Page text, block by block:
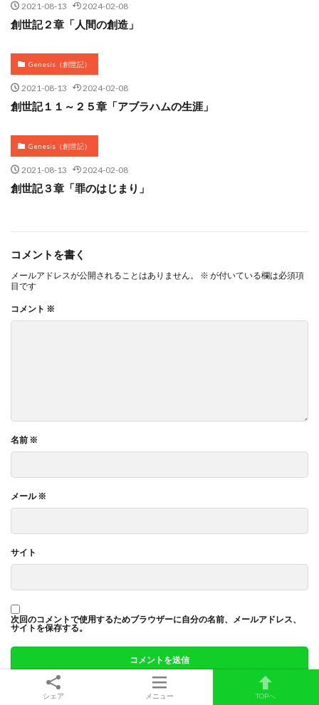
2021-08-13 2024-02-08
創世記２章「人間の創造」
Genesis（創世記）
2021-08-13 2024-02-08
創世記１１～２５章「アブラハムの生涯」
Genesis（創世記）
2021-08-13 2024-02-08
創世記３章「罪のはじまり」
コメントを書く
メールアドレスが公開されることはありません。 ※ が付いている欄は必須項
目です
コメント ※
名前 ※
メール※
サイト
次回のコメントで使用するためブラウザーに自分の名前、メールアドレス、
サイトを保存する。
シェア メニュー TOPへ